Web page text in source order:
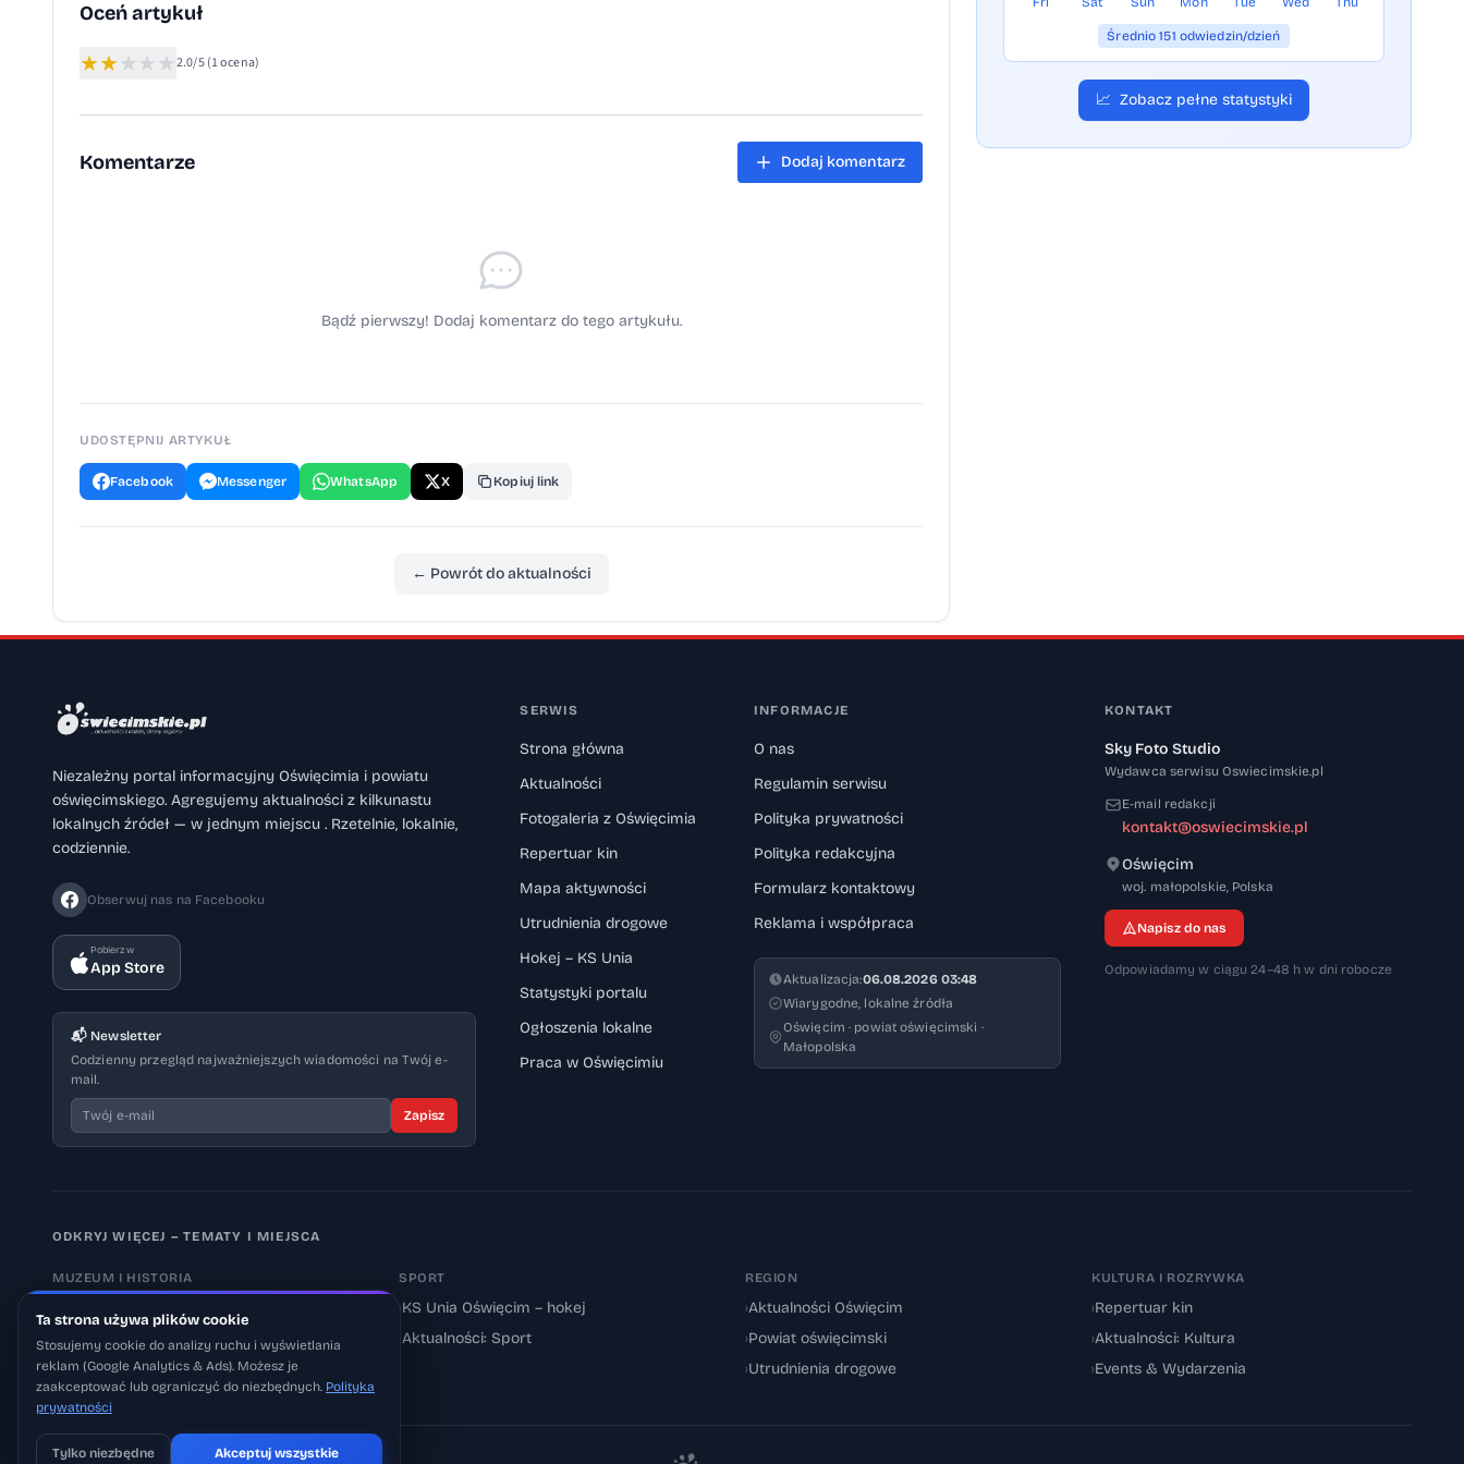
Oceń artykuł
★★★★ ★2.0/5(1 ocena)
Komentarze Dodaj komentarz
Bądź pierwszy! Dodaj komentarz do tego artykułu.
UDOSTĘPNIJ ARTYKUŁ
Facebook Messenger WhatsApp X Kopiuj link
← Powrót do aktualności
Średnio 151 odwiedzin/dzień
📈 Zobacz pełne statystyki
Niezależny portal informacyjny Oświęcimia i powiatu
oświęcimskiego. Agregujemy aktualności z kilkunastu
lokalnych źródeł — w jednym miejscu . Rzetelnie, lokalnie,
codziennie.
Obserwuj nas na Facebooku
Pobierz w
App Store
📬 Newsletter
Codzienny przegląd najważniejszych wiadomości na Twój e-
mail.
Zapisz
SERWIS
Strona główna
Aktualności
Fotogaleria z Oświęcimia
Repertuar kin
Mapa aktywności
Utrudnienia drogowe
Hokej – KS Unia
Statystyki portalu
Ogłoszenia lokalne
Praca w Oświęcimiu
INFORMACJE
O nas
Regulamin serwisu
Polityka prywatności
Polityka redakcyjna
Formularz kontaktowy
Reklama i współpraca
Aktualizacja:06.08.2026 03:48
Wiarygodne, lokalne źródła
Oświęcim · powiat oświęcimski ·
Małopolska
KONTAKT
Sky Foto Studio
Wydawca serwisu Oswiecimskie.pl
E-mail redakcji
kontakt@oswiecimskie.pl
Oświęcim
woj. małopolskie, 32-600
Polska
Napisz do nas
Odpowiadamy w ciągu 24–48 h w dni robocze
ODKRYJ WIĘCEJ – TEMATY I MIEJSCA
MUZEUM I HISTORIA
› Aktualności: Muzeum
›Aktualności: Historia
SPORT
›KS Unia Oświęcim – hokej
Aktualności: Sport
REGION
›Aktualności Oświęcim
›Powiat oświęcimski
›Utrudnienia drogowe
KULTURA I ROZRYWKA
›Repertuar kin
›Aktualności: Kultura
›Events & Wydarzenia
Ta strona używa plików cookie
Stosujemy cookie do analizy ruchu i wyświetlania
reklam (Google Analytics & Ads). Możesz je
zaakceptować lub ograniczyć do niezbędnych. Polityka
prywatności
Tylko niezbędne Akceptuj wszystkie